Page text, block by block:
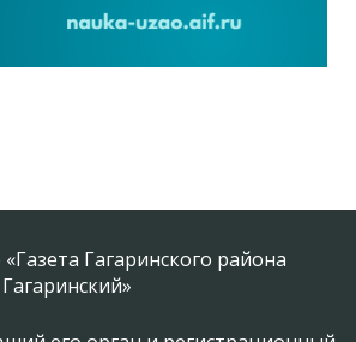
Гагаринского района